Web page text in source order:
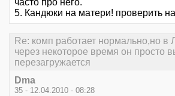
5. Кандюки на матери! проверить
Re: комп работает нормально,но
через некоторое время он просто
перезагружается
Dma
35 - 12.04.2010 - 08:28